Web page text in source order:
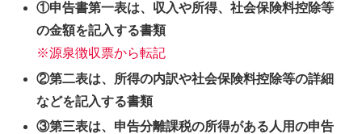
①申告書第一表は、収入や所得、社会保険料控除等
の金額を記入する書類
※源泉徴収票から転記
②第二表は、所得の内訳や社会保険料控除等の詳細
などを記入する書類
③第三表は、申告分離課税の所得がある人用の申告